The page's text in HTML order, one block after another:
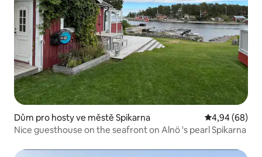
Dům pro hosty ve městě Spikarna Průměrné
4,94 (68)
Nice guesthouse on the seafront on Alnö 's pearl Spikarna